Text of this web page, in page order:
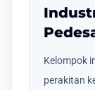
Kelompok
perakitan